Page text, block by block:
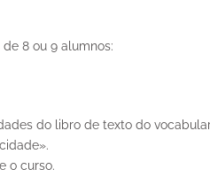
8 ou 9 alumnos:
do libro de texto do
o curso.